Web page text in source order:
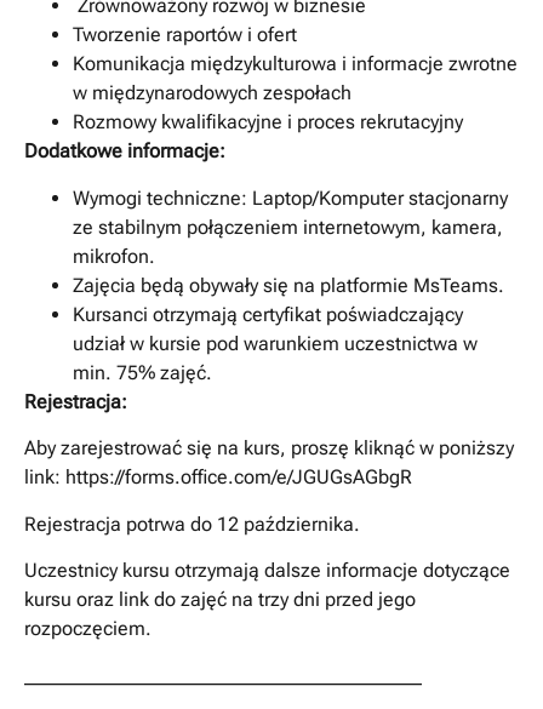
Zrównoważony rozwój w biznesie
Tworzenie raportów i ofert
Komunikacja międzykulturowa i informacje zwrotne
w międzynarodowych zespołach
Rozmowy kwalifikacyjne i proces rekrutacyjny
Dodatkowe informacje:
Wymogi techniczne: Laptop/Komputer stacjonarny
ze stabilnym połączeniem internetowym, kamera,
mikrofon.
Zajęcia będą obywały się na platformie MsTeams.
Kursanci otrzymają certyfikat poświadczający
udział w kursie pod warunkiem uczestnictwa w
min. 75% zajęć.
Rejestracja:
Aby zarejestrować się na kurs, proszę kliknąć w poniższy
link: https://forms.office.com/e/JGUGsAGbgR
Rejestracja potrwa do 12 października.
Uczestnicy kursu otrzymają dalsze informacje dotyczące
kursu oraz link do zajęć na trzy dni przed jego
rozpoczęciem.